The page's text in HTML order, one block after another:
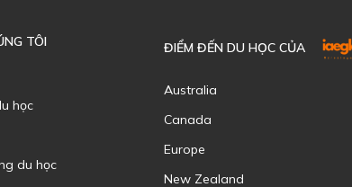
TÔI
học
du học
ĐIỂM ĐẾN DU HỌC CỦA
Australia
Canada
Europe
New Zealand